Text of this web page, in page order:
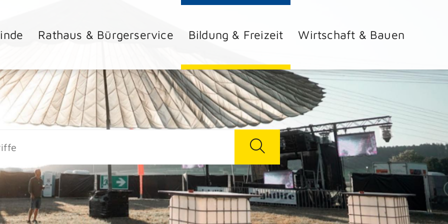
Rathaus & Bürgerservice Bildung & Freizeit Wirtschaft & Bauen